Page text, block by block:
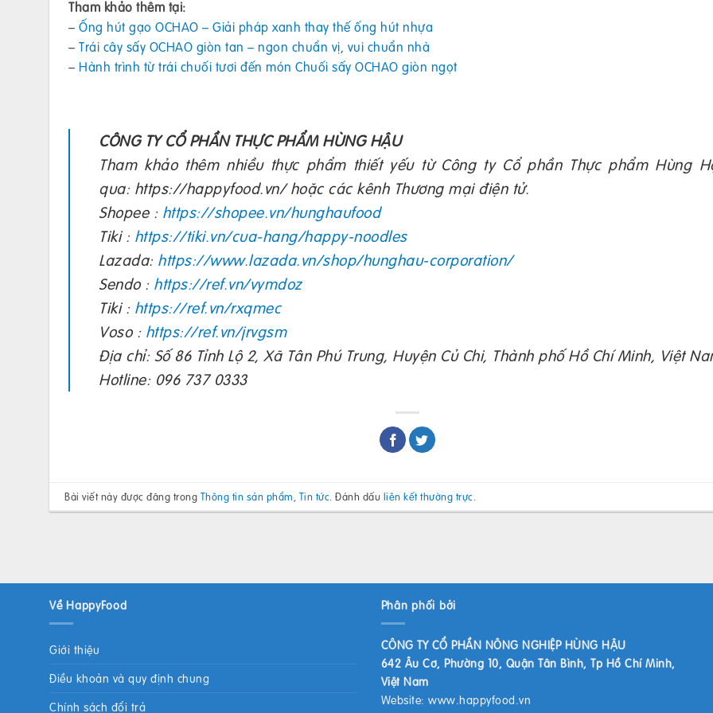
Tham khảo thêm tại:
– Ống hút gạo OCHAO – Giải pháp xanh thay thế ống hút nhựa
– Trái cây sấy OCHAO giòn tan – ngon chuẩn vị, vui chuẩn nhà
– Hành trình từ trái chuối tươi đến món Chuối sấy OCHAO giòn ngọt
CÔNG TY CỔ PHẦN THỰC PHẨM HÙNG HẬU
Tham khảo thêm nhiều thực phẩm thiết yếu từ Công ty Cổ phần Thực phẩm Hùng
qua: https://happyfood.vn/ hoặc các kênh Thương mại điện tử.
Shopee : https://shopee.vn/hunghaufood
Tiki : https://tiki.vn/cua-hang/happy-noodles
Lazada: https://www.lazada.vn/shop/hunghau-corporation/
Sendo : https://ref.vn/vymdoz
Tiki : https://ref.vn/rxqmec
Voso : https://ref.vn/jrvgsm
Địa chỉ: Số 86 Tỉnh Lộ 2, Xã Tân Phú Trung, Huyện Củ Chi, Thành phố Hồ Chí Minh, Việt
Hotline: 096 737 0333
Bài viết này được đăng trong Thông tin sản phẩm, Tin tức. Đánh dấu liên kết thường trực.
Về HappyFood
Giới thiệu
Điều khoản và quy định chung
Chính sách đổi trả
Phân phối bởi
CÔNG TY CỔ PHẦN NÔNG NGHIỆP HÙNG HẬU
642 Âu Cơ, Phường 10, Quận Tân Bình, Tp Hồ Chí Minh,
Việt Nam
Website:www.happyfood.vn